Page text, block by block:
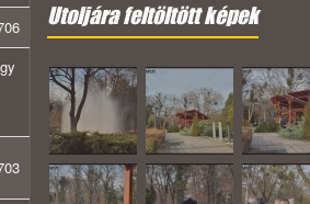
Utoljára feltöltött képek